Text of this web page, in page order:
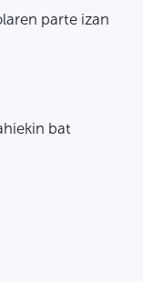
parte izan
bat